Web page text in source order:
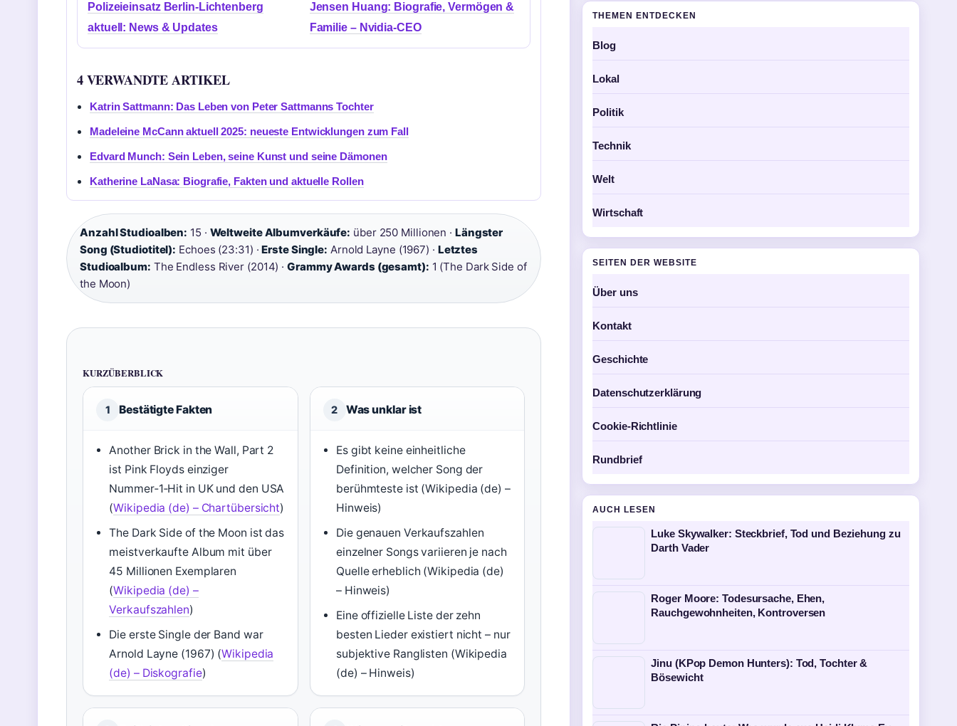
Polizeieinsatz Berlin-Lichtenberg
aktuell: News & Updates
Jensen Huang: Biografie, Vermögen &
Familie – Nvidia-CEO
4 VERWANDTE ARTIKEL
Katrin Sattmann: Das Leben von Peter Sattmanns Tochter
Madeleine McCann aktuell 2025: neueste Entwicklungen zum Fall
Edvard Munch: Sein Leben, seine Kunst und seine Dämonen
Katherine LaNasa: Biografie, Fakten und aktuelle Rollen
Anzahl Studioalben: 15 · Weltweite Albumverkäufe: über 250 Millionen · Längster
Song (Studiotitel): Echoes (23:31) ·Erste Single: Arnold Layne (1967) · Letztes
Studioalbum: The Endless River (2014) ·Grammy Awards (gesamt): 1 (The Dark Side of
the Moon)
KURZÜBERBLICK
1 Bestätigte Fakten
Another Brick in the Wall, Part 2
ist Pink Floyds einziger
Nummer‑1‑Hit in UK und den USA
(Wikipedia (de) – Chartübersicht)
The Dark Side of the Moon ist das
meistverkaufte Album mit über
45 Millionen Exemplaren
(Wikipedia (de) –
Verkaufszahlen)
Die erste Single der Band war
Arnold Layne (1967) (Wikipedia
(de) – Diskografie)
2 Was unklar ist
Es gibt keine einheitliche
Definition, welcher Song der
berühmteste ist (Wikipedia (de) –
Hinweis)
Die genauen Verkaufszahlen
einzelner Songs variieren je nach
Quelle erheblich (Wikipedia (de)
– Hinweis)
Eine offizielle Liste der zehn
besten Lieder existiert nicht – nur
subjektive Ranglisten (Wikipedia
(de) – Hinweis)
THEMEN ENTDECKEN
Blog
Lokal
Politik
Technik
Welt
Wirtschaft
SEITEN DER WEBSITE
Über uns
Kontakt
Geschichte
Datenschutzerklärung
Cookie-Richtlinie
Rundbrief
AUCH LESEN
Luke Skywalker: Steckbrief, Tod und Beziehung zu
Darth Vader
Roger Moore: Todesursache, Ehen,
Rauchgewohnheiten, Kontroversen
Jinu (KPop Demon Hunters): Tod, Tochter &
Bösewicht